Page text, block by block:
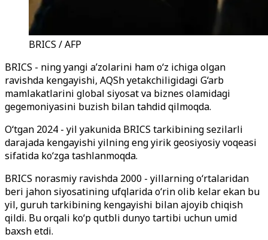
BRICS / AFP
BRICS - ning yangi a’zolarini ham o‘z ichiga olgan
ravishda kengayishi, AQSh yetakchiligidagi G‘arb
mamlakatlarini global siyosat va biznes olamidagi
gegemoniyasini buzish bilan tahdid qilmoqda.
O‘tgan 2024 - yil yakunida BRICS tarkibining sezilarli
darajada kengayishi yilning eng yirik geosiyosiy voqeasi
sifatida ko‘zga tashlanmoqda.
BRICS norasmiy ravishda 2000 - yillarning o‘rtalaridan
beri jahon siyosatining ufqlarida o‘rin olib kelar ekan bu
yil, guruh tarkibining kengayishi bilan ajoyib chiqish
qildi. Bu orqali ko‘p qutbli dunyo tartibi uchun umid
baxsh etdi.